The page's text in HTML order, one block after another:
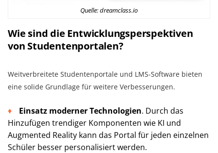
Quelle: dreamclass.io
Wie sind die Entwicklungsperspektiven
von Studentenportalen?
Weitverbreitete Studentenportale und LMS-Software bieten
eine solide Grundlage für weitere Verbesserungen.
Einsatz moderner Technologien. Durch das
Hinzufügen trendiger Komponenten wie KI und
Augmented Reality kann das Portal für jeden einzelnen
Schüler besser personalisiert werden.